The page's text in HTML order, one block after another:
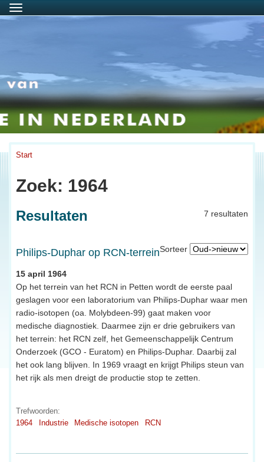
Menu
Start
Zoek: 1964
7 resultaten
Resultaten
Sorteer
Philips-Duphar op RCN-terrein
15 april 1964
Op het terrein van het RCN in Petten wordt de eerste paal
geslagen voor een laboratorium van Philips-Duphar waar men
radio-isotopen (oa. Molybdeen-99) gaat maken voor
medische diagnostiek. Daarmee zijn er drie gebruikers van
het terrein: het RCN zelf, het Gemeenschappelijk Centrum
Onderzoek (GCO - Euratom) en Philips-Duphar. Daarbij zal
het ook lang blijven. In 1969 vraagt en krijgt Philips steun van
het rijk als men dreigt de productie stop te zetten.
Trefwoorden:
1964
Industrie Medische isotopen RCN